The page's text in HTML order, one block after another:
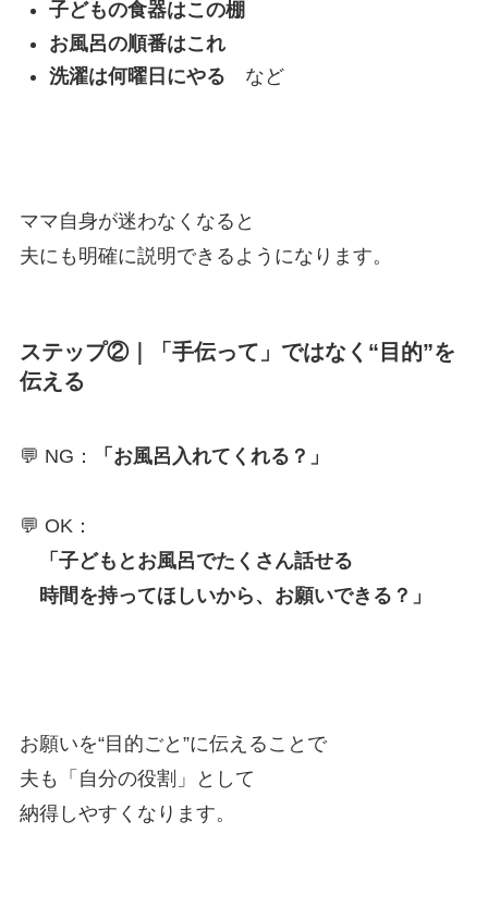
子どもの食器はこの棚
お風呂の順番はこれ
洗濯は何曜日にやる など
ママ自身が迷わなくなると
夫にも明確に説明できるようになります。
ステップ②｜「手伝って」ではなく“目的”を
伝える
💬 NG： 「お風呂入れてくれる？」
💬 OK：
「子どもとお風呂でたくさん話せる
時間を持ってほしいから、お願いできる？」
お願いを“目的ごと”に伝えることで
夫も「自分の役割」として
納得しやすくなります。